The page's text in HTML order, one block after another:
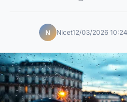
N Nicet12/03/2026 10:24